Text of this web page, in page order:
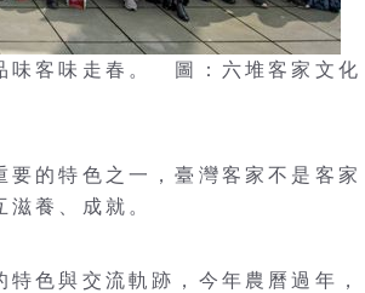
味客味走春。 圖：六堆客家文化
的特色之一，臺灣客家不是客家
養、成就。
色與交流軌跡，今年農曆過年，